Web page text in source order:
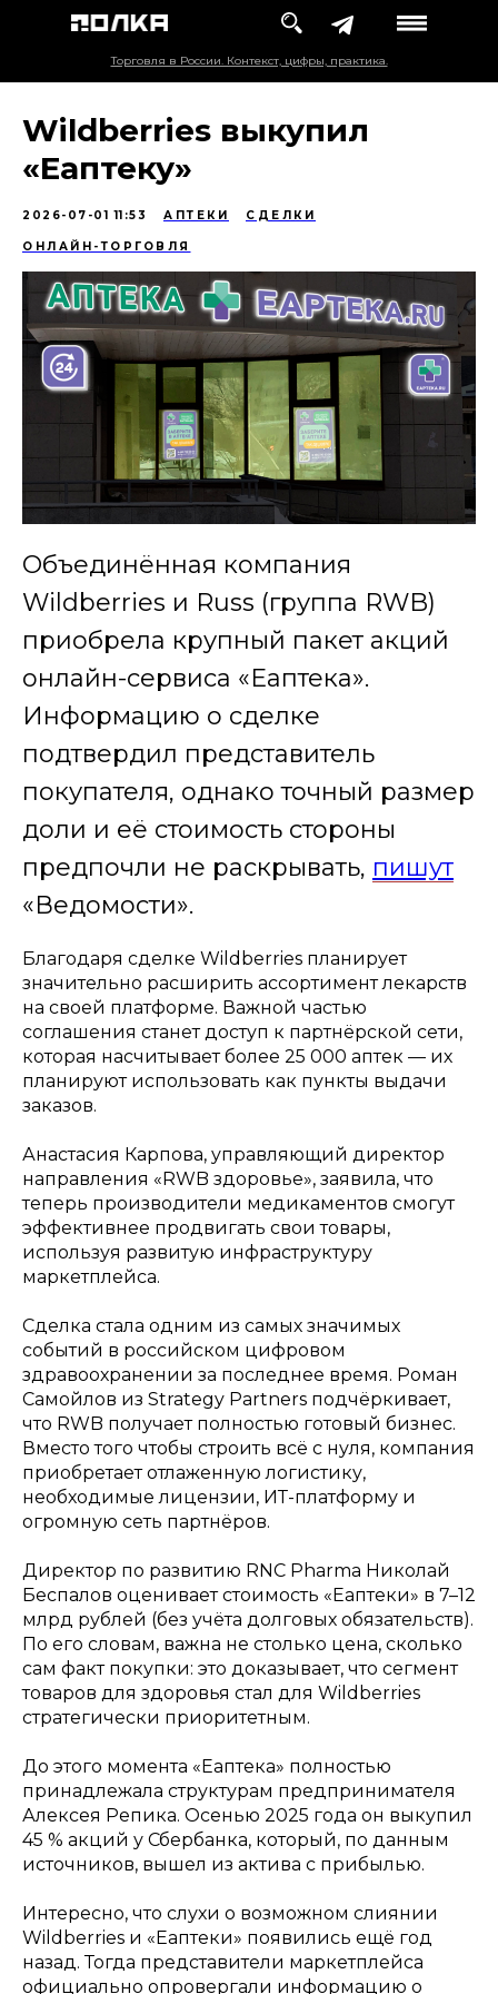
Торговля в России. Контекст, цифры, практика.
Wildberries выкупил
«Еаптеку»
2026-07-01 11:53 АПТЕКИ СДЕЛКИ
ОНЛАЙН-ТОРГОВЛЯ
Объединённая компания
Wildberries и Russ (группа RWB)
приобрела крупный пакет акций
онлайн-сервиса «Еаптека».
Информацию о сделке
подтвердил представитель
покупателя, однако точный размер
доли и её стоимость стороны
предпочли не раскрывать, пишут
«Ведомости».
Благодаря сделке Wildberries планирует
значительно расширить ассортимент лекарств
на своей платформе. Важной частью
соглашения станет доступ к партнёрской сети,
которая насчитывает более 25 000 аптек — их
планируют использовать как пункты выдачи
заказов.
Анастасия Карпова, управляющий директор
направления «RWB здоровье», заявила, что
теперь производители медикаментов смогут
эффективнее продвигать свои товары,
используя развитую инфраструктуру
маркетплейса.
Сделка стала одним из самых значимых
событий в российском цифровом
здравоохранении за последнее время. Роман
Самойлов из Strategy Partners подчёркивает,
что RWB получает полностью готовый бизнес.
Вместо того чтобы строить всё с нуля, компания
приобретает отлаженную логистику,
необходимые лицензии, ИТ-платформу и
огромную сеть партнёров.
Директор по развитию RNC Pharma Николай
Беспалов оценивает стоимость «Еаптеки» в 7–12
млрд рублей (без учёта долговых обязательств).
По его словам, важна не столько цена, сколько
сам факт покупки: это доказывает, что сегмент
товаров для здоровья стал для Wildberries
стратегически приоритетным.
До этого момента «Еаптека» полностью
принадлежала структурам предпринимателя
Алексея Репика. Осенью 2025 года он выкупил
45 % акций у Сбербанка, который, по данным
источников, вышел из актива с прибылью.
Интересно, что слухи о возможном слиянии
Wildberries и «Еаптеки» появились ещё год
назад. Тогда представители маркетплейса
официально опровергали информацию о